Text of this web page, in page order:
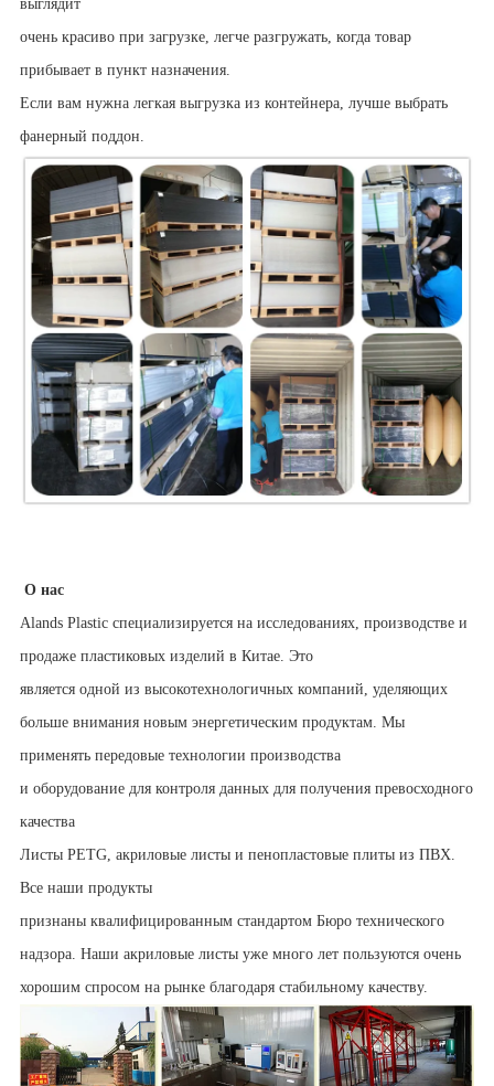
выглядит
очень красиво при загрузке, легче разгружать, когда товар
прибывает в пункт назначения.
Если вам нужна легкая выгрузка из контейнера, лучше выбрать
фанерный поддон.
О нас
Alands Plastic специализируется на исследованиях, производстве и
продаже пластиковых изделий в Китае. Это
является одной из высокотехнологичных компаний, уделяющих
больше внимания новым энергетическим продуктам. Мы
применять передовые технологии производства
и оборудование для контроля данных для получения превосходного
качества
Листы PETG, акриловые листы и пенопластовые плиты из ПВХ.
Все наши продукты
признаны квалифицированным стандартом Бюро технического
надзора. Наши акриловые листы уже много лет пользуются очень
хорошим спросом на рынке благодаря стабильному качеству.